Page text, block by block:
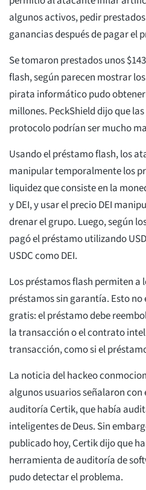
algunos activos, pedir
ganancias después de pagar el
Se tomaron prestados unos
flash, según parecen mostrar
pirata informático pudo
millones. PeckShield dijo que
protocolo podrían ser mucho
Usando el préstamo flash, los
manipular temporalmente los
liquidez que consiste en la
y DEI, y usar el precio DEI
drenar el grupo. Luego, según
pagó el préstamo utilizando
USDC como DEI.
Los préstamos flash permiten a
préstamos sin garantía. Esto
gratis: el préstamo debe
la transacción o el contrato
transacción, como si el
La noticia del hackeo
algunos usuarios señalaron con
auditoría Certik, que había
inteligentes de Deus. Sin
publicado hoy, Certik dijo que
herramienta de auditoría de
pudo detectar el problema.